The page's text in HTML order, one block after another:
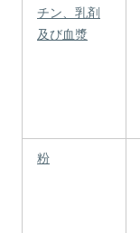
チン、乳剤
及び血漿
粉